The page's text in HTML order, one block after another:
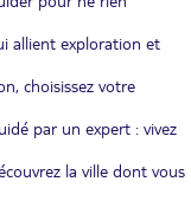
allient exploration et
choisissez votre
par un expert : vivez
la ville dont vous